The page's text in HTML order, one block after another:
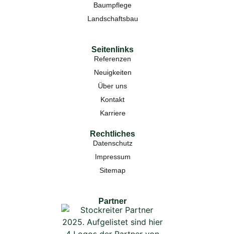
Baumpflege
Landschaftsbau
Seitenlinks
Referenzen
Neuigkeiten
Über uns
Kontakt
Karriere
Rechtliches
Datenschutz
Impressum
Sitemap
Partner